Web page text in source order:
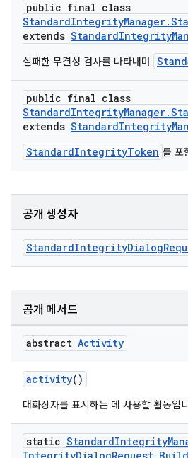
public final class
extends
실패한 무결성 검사를 나타내며
public final class
extends
StandardIntegrityToken 를 포
공개 생성자
공개 메서드
abstract Activity
activity()
대화상자를 표시하는 데 사용할 활동입
static StandardIntegrity